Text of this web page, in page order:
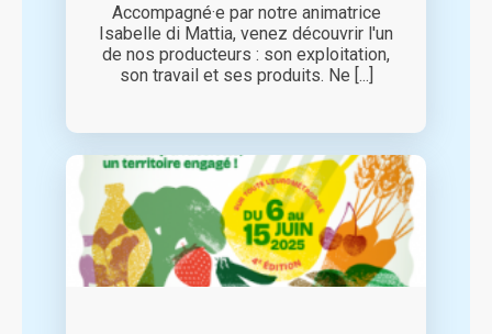
Accompagné·e par notre animatrice
Isabelle di Mattia, venez découvrir l'un
de nos producteurs : son exploitation,
son travail et ses produits. Ne [...]